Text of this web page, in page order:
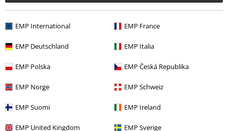
EMP International EMP France
EMP Deutschland EMP Italia
EMP Polska EMP Česká Republika
EMP Norge EMP Schweiz
EMP Suomi EMP Ireland
EMP United Kingdom EMP Sverige
Napsat hodnocení